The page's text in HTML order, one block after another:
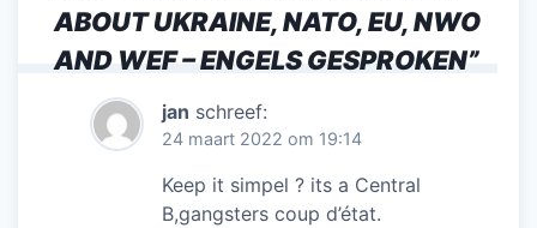
ABOUT UKRAINE, NATO, EU, NWO
AND WEF – ENGELS GESPROKEN”
jan schreef:
24 maart 2022 om 19:14
Keep it simpel ? its a Central
B,gangsters coup d’état.